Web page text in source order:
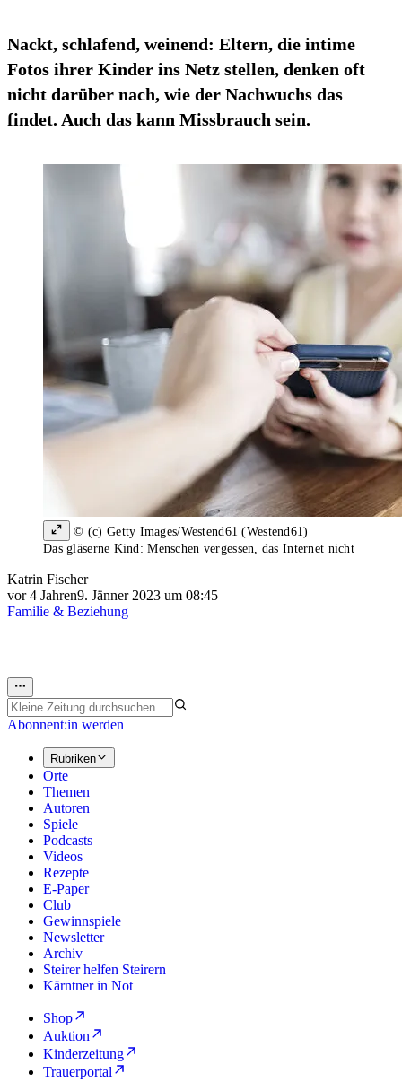
Nackt, schlafend, weinend: Eltern, die intime
Fotos ihrer Kinder ins Netz stellen, denken oft
nicht darüber nach, wie der Nachwuchs das
findet. Auch das kann Missbrauch sein.
© (c) Getty Images/Westend61 (Westend61)
Das gläserne Kind: Menschen vergessen, das Internet nicht
Katrin Fischer
vor 4 Jahren9. Jänner 2023 um 08:45
Familie & Beziehung
Abonnent:in werden
Rubriken
Orte
Themen
Autoren
Spiele
Podcasts
Videos
Rezepte
E-Paper
Club
Gewinnspiele
Newsletter
Archiv
Steirer helfen Steirern
Kärntner in Not
Shop
Auktion
Kinderzeitung
Trauerportal